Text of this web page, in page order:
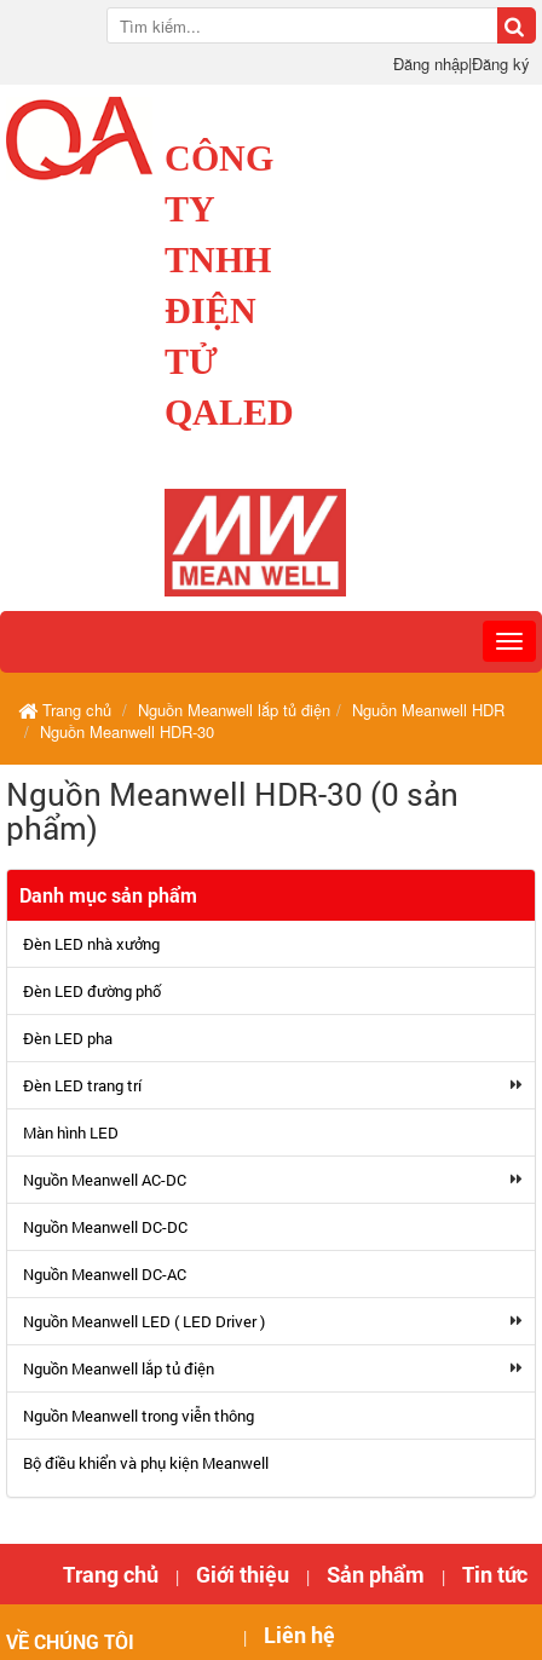
Đăng nhập|Đăng ký
CÔNG
TY
TNHH
ĐIỆN
TỬ
QALED
Trang chủ Nguồn Meanwell lắp tủ điện
Nguồn Meanwell HDR
Nguồn Meanwell HDR-30
Nguồn Meanwell HDR-30 (0 sản
phẩm)
Danh mục sản phẩm
Đèn LED nhà xưởng
Đèn LED đường phố
Đèn LED pha
Đèn LED trang trí
Màn hình LED
Nguồn Meanwell AC-DC
Nguồn Meanwell DC-DC
Nguồn Meanwell DC-AC
Nguồn Meanwell LED ( LED Driver )
Nguồn Meanwell lắp tủ điện
Nguồn Meanwell trong viễn thông
Bộ điều khiển và phụ kiện Meanwell
Trang chủ | Giới thiệu | Sản phẩm | Tin tức
| Liên hệ
VỀ CHÚNG TÔI